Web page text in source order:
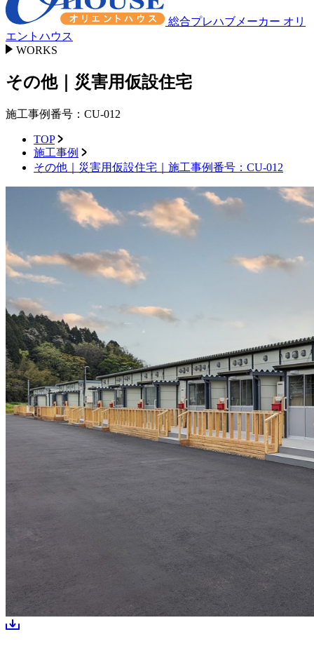
総合プレハブメーカー オリ
エントハウス
WORKS
その他｜災害用仮設住宅
施工事例番号：CU-012
TOP
施工事例
その他｜災害用仮設住宅｜施工事例番号：CU-012